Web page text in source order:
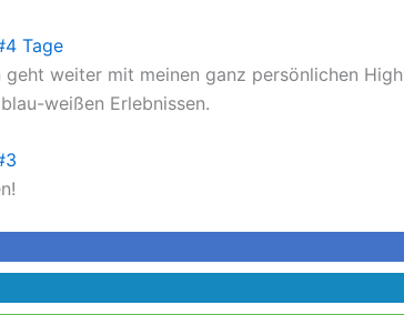
Tage
geht weiter mit meinen ganz persönlichen
weißen Erlebnissen.